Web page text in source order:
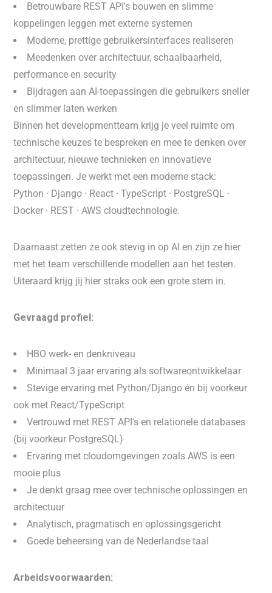
Betrouwbare REST API's bouwen en slimme
koppelingen leggen met externe systemen
Moderne, prettige gebruikersinterfaces realiseren
Meedenken over architectuur, schaalbaarheid,
performance en security
Bijdragen aan AI-toepassingen die gebruikers sneller
en slimmer laten werken
Binnen het developmentteam krijg je veel ruimte om
technische keuzes te bespreken en mee te denken over
architectuur, nieuwe technieken en innovatieve
toepassingen. Je werkt met een moderne stack:
Python · Django · React · TypeScript · PostgreSQL ·
Docker · REST · AWS cloudtechnologie.
Daarnaast zetten ze ook stevig in op AI en zijn ze hier
met het team verschillende modellen aan het testen.
Uiteraard krijg jij hier straks ook een grote stem in.
Gevraagd profiel:
HBO werk- en denkniveau
Minimaal 3 jaar ervaring als softwareontwikkelaar
Stevige ervaring met Python/Django én bij voorkeur
ook met React/TypeScript
Vertrouwd met REST API's en relationele databases
(bij voorkeur PostgreSQL)
Ervaring met cloudomgevingen zoals AWS is een
mooie plus
Je denkt graag mee over technische oplossingen en
architectuur
Analytisch, pragmatisch en oplossingsgericht
Goede beheersing van de Nederlandse taal
Arbeidsvoorwaarden: